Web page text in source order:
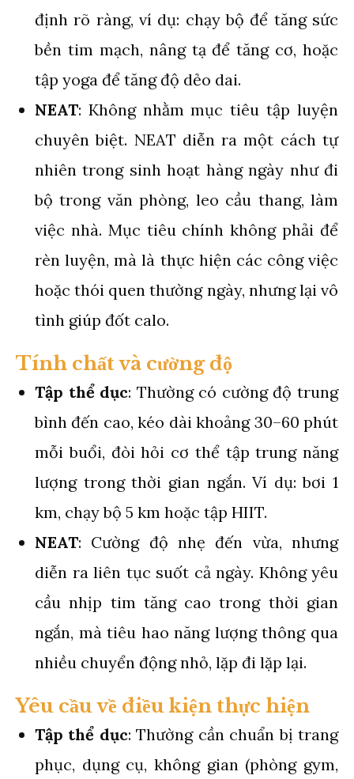
định rõ ràng, ví dụ: chạy bộ để tăng sức
bền tim mạch, nâng tạ để tăng cơ, hoặc
tập yoga để tăng độ dẻo dai.
NEAT: Không nhằm mục tiêu tập luyện
chuyên biệt. NEAT diễn ra một cách tự
nhiên trong sinh hoạt hàng ngày như đi
bộ trong văn phòng, leo cầu thang, làm
việc nhà. Mục tiêu chính không phải để
rèn luyện, mà là thực hiện các công việc
hoặc thói quen thường ngày, nhưng lại vô
tình giúp đốt calo.
Tính chất và cường độ
Tập thể dục: Thường có cường độ trung
bình đến cao, kéo dài khoảng 30–60 phút
mỗi buổi, đòi hỏi cơ thể tập trung năng
lượng trong thời gian ngắn. Ví dụ: bơi 1
km, chạy bộ 5 km hoặc tập HIIT.
NEAT: Cường độ nhẹ đến vừa, nhưng
diễn ra liên tục suốt cả ngày. Không yêu
cầu nhịp tim tăng cao trong thời gian
ngắn, mà tiêu hao năng lượng thông qua
nhiều chuyển động nhỏ, lặp đi lặp lại.
Yêu cầu về điều kiện thực hiện
Tập thể dục: Thường cần chuẩn bị trang
phục, dụng cụ, không gian (phòng gym,